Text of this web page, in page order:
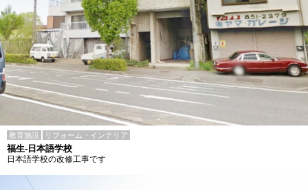
教育施設 リフォーム・インテリア
福生-日本語学校
日本語学校の改修工事です